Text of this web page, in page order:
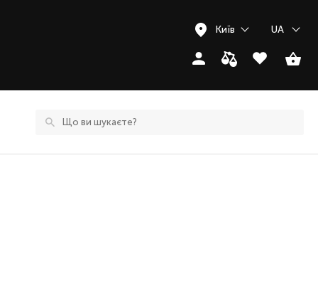
Київ UA